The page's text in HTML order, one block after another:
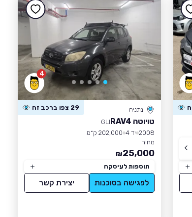
4
נתניה 29 צפו ברכב זה
טויוטה RAV4
GLI
2008 יד 4
202,000 ק״מ
מחיר
25,000
₪
תוספות לעיסקה
לפגישה בסוכנות יצירת קשר